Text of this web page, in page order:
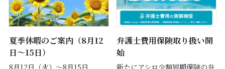
夏季休暇のご案内（8月12
日～15日）
8月12日（火）～8月15日
弁護士費用保険取り扱い開
始
新たにアシロ少額短期保険の弁